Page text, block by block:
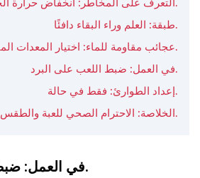
التعرف على المخاطر: انخفاض حرارة الجسم على الروابط.
طبقة: العلم وراء البقاء دافئًا.
عجائب مقاومة للماء: اختيار المعدات المناسبة.
في العمل: ضبط اللعب على البرد.
إعداد الطوارئ: فقط في حالة.
الخلاصة: الاحترام الصحي للعبة والطقس.
في العمل: ضبط اللعب على البرد.